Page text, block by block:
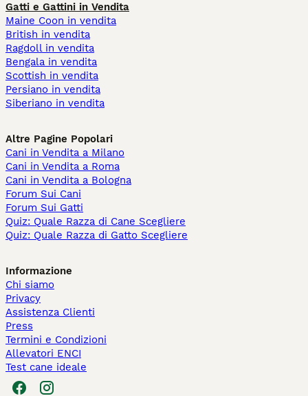
Gatti e Gattini in Vendita
Maine Coon in vendita
British in vendita
Ragdoll in vendita
Bengala in vendita
Scottish in vendita
Persiano in vendita
Siberiano in vendita
Altre Pagine Popolari
Cani in Vendita a Milano
Cani in Vendita a Roma
Cani in Vendita a Bologna
Forum Sui Cani
Forum Sui Gatti
Quiz: Quale Razza di Cane Scegliere
Quiz: Quale Razza di Gatto Scegliere
Informazione
Chi siamo
Privacy
Assistenza Clienti
Press
Termini e Condizioni
Allevatori ENCI
Test cane ideale